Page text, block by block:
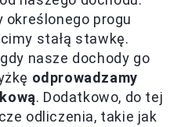
określonego progu
stałą stawkę.
nasze dochody go
odprowadzamy
. Dodatkowo, do tej
odliczenia, takie jak